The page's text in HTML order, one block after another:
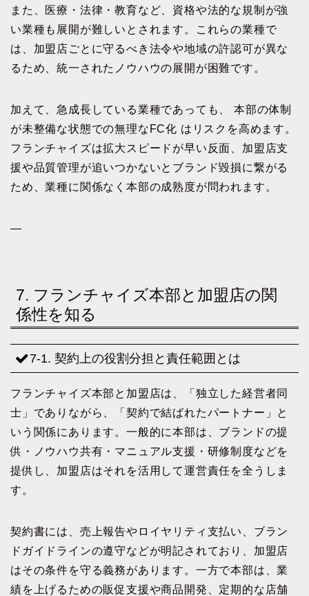
また、医療・法律・教育など、資格や法的な規制が強
い業種も展開が難しいとされます。これらの業種で
は、加盟店ごとに守るべき法令や地域の許認可が異な
るため、統一されたノウハウの展開が困難です。
加えて、急成長している業種であっても、 本部の体制
が未整備な状態での無理なFC化 はリスクを高めます。
フランチャイズは拡大スピードが早い反面、加盟店支
援や品質管理が追いつかないとブランド毀損に繋がる
ため、業種に関係なく本部の成熟度が問われます。
—
7. フランチャイズ本部と加盟店の関
係性を知る
7-1. 契約上の役割分担と責任範囲とは
フランチャイズ本部と加盟店は、「独立した経営者同
士」でありながら、「契約で結ばれたパートナー」と
いう関係にあります。一般的に本部は、ブランドの提
供・ノウハウ共有・マニュアル支援・研修制度などを
提供し、加盟店はそれを活用して運営責任を全うしま
す。
契約書には、売上報告やロイヤリティ支払い、ブラン
ドガイドラインの遵守などが明記されており、加盟店
はその条件を守る義務があります。一方で本部は、業
績を上げるための販促支援や商品開発、定期的な店舗